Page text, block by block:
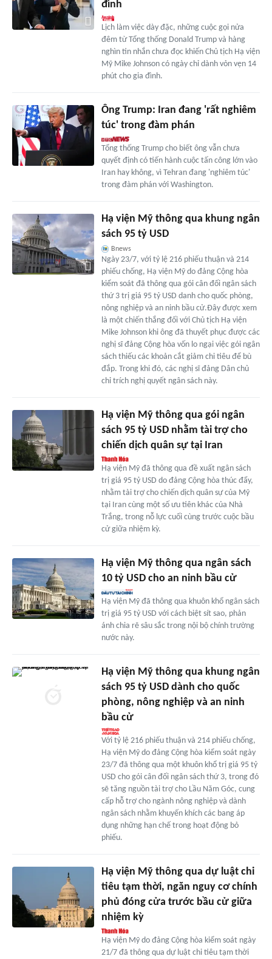
đình
Lịch làm việc dày đặc, những cuộc gọi nửa
đêm từ Tổng thống Donald Trump và hàng
nghìn tin nhắn chưa đọc khiến Chủ tịch Hạ viện
Mỹ Mike Johnson có ngày chỉ dành vỏn vẹn 14
phút cho gia đình.
Ông Trump: Iran đang 'rất nghiêm
túc' trong đàm phán
Tổng thống Trump cho biết ông vẫn chưa
quyết định có tiến hành cuộc tấn công lớn vào
Iran hay không, vì Tehran đang 'nghiêm túc'
trong đàm phán với Washington.
Hạ viện Mỹ thông qua khung ngân
sách 95 tỷ USD
Bnews
Ngày 23/7, với tỷ lệ 216 phiếu thuận và 214
phiếu chống, Hạ viện Mỹ do đảng Cộng hòa
kiểm soát đã thông qua gói cân đối ngân sách
thứ 3 trị giá 95 tỷ USD danh cho quốc phòng,
nông nghiệp và an ninh bầu cử.Đây được xem
là một chiến thắng đối với Chủ tịch Hạ viện
Mike Johnson khi ông đã thuyết phục được các
nghị sĩ đảng Cộng hòa vốn lo ngại việc gói ngân
sách thiếu các khoản cắt giảm chi tiêu để bù
đắp. Trong khi đó, các nghị sĩ đảng Dân chủ
chỉ trích nghị quyết ngân sách này.
Hạ viện Mỹ thông qua gói ngân
sách 95 tỷ USD nhằm tài trợ cho
chiến dịch quân sự tại Iran
Hạ viện Mỹ đã thông qua đề xuất ngân sách
trị giá 95 tỷ USD do đảng Cộng hòa thúc đẩy,
nhằm tài trợ cho chiến dịch quân sự của Mỹ
tại Iran cùng một số ưu tiên khác của Nhà
Trắng, trong nỗ lực cuối cùng trước cuộc bầu
cử giữa nhiệm kỳ.
Hạ viện Mỹ thông qua ngân sách
10 tỷ USD cho an ninh bầu cử
Hạ viện Mỹ đã thông qua khuôn khổ ngân sách
trị giá 95 tỷ USD với cách biệt sít sao, phản
ánh chia rẽ sâu sắc trong nội bộ chính trường
nước này.
Hạ viện Mỹ thông qua khung ngân
sách 95 tỷ USD dành cho quốc
phòng, nông nghiệp và an ninh
bầu cử
Với tỷ lệ 216 phiếu thuận và 214 phiếu chống,
Hạ viện Mỹ do đảng Cộng hòa kiểm soát ngày
23/7 đã thông qua một khuôn khổ trị giá 95 tỷ
USD cho gói cân đối ngân sách thứ 3, trong đó
sẽ tăng nguồn tài trợ cho Lầu Năm Góc, cung
cấp hỗ trợ cho ngành nông nghiệp và dành
ngân sách nhằm khuyến khích các bang áp
dụng những hạn chế trong hoạt động bỏ
phiếu.
Hạ viện Mỹ thông qua dự luật chi
tiêu tạm thời, ngăn nguy cơ chính
phủ đóng cửa trước bầu cử giữa
nhiệm kỳ
Hạ viện Mỹ do đảng Cộng hòa kiểm soát ngày
21/7 đã thông qua dự luật chi tiêu tạm thời